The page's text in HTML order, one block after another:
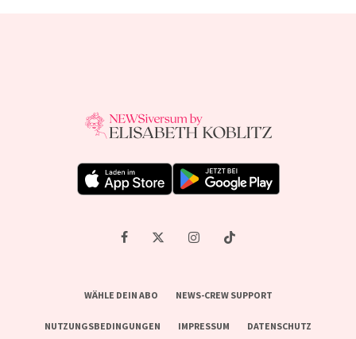
WÄHLE DEIN ABO NEWS-CREW SUPPORT
NUTZUNGSBEDINGUNGEN IMPRESSUM DATENSCHUTZ